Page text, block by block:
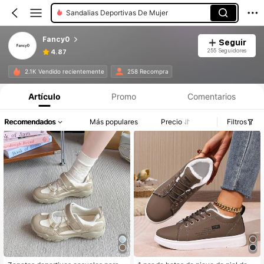
Sandalias Deportivas De Mujer
Fancy0
4.87
Seguir
255 Seguidores
2.1K Vendido recientemente 258 Recompra
Artículo Promo Comentarios
Recomendados Más populares Precio Filtros